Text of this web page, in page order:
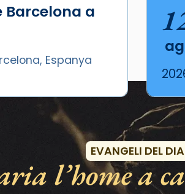
Barcelona a
Espanya
Esdeveniments
EVANGELI DEL DIA
l’home a